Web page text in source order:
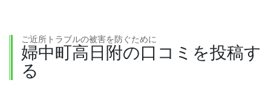
ご近所トラブルの被害を防ぐために
婦中町高日附の口コミを投稿す
る